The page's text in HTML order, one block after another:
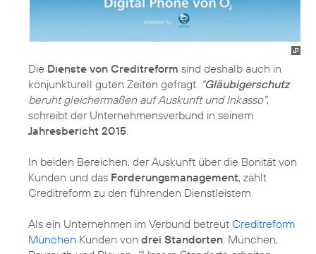
Die Dienste von Creditreform sind deshalb auch in
konjunkturell guten Zeiten gefragt. "Gläubigerschutz
beruht gleichermaßen auf Auskunft und Inkasso",
schreibt der Unternehmensverbund in seinem
Jahresbericht 2015
In beiden Bereichen, der Auskunft über die Bonität von
Kunden und das Forderungsmanagement, zählt
Creditreform zu den führenden Dienstleistern.
Als ein Unternehmen im Verbund betreut Creditreform
München Kunden von drei Standorten: München,